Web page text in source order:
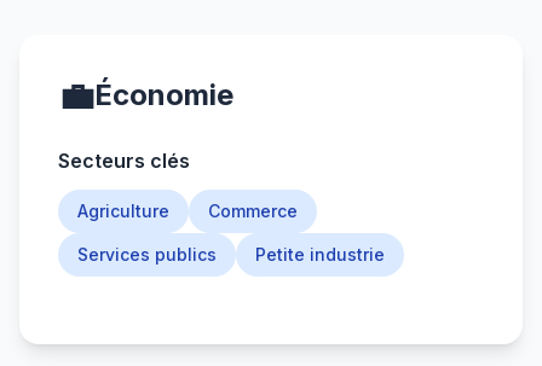
💼Économie
Secteurs clés
Agriculture Commerce
Services publics Petite industrie